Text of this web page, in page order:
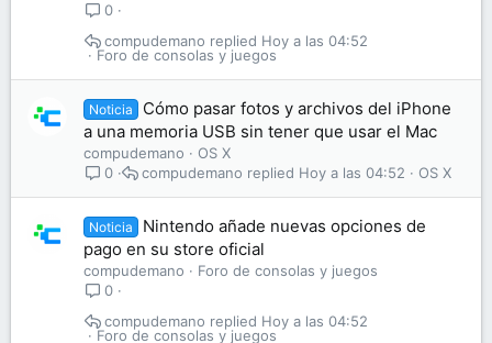
0
Foro de consolas y juegos
Hoy a las 04:52
compudemano
Noticia
Cómo pasar fotos y archivos del iPhone
a una memoria USB sin tener que usar el Mac
compudemano
OS X
0
OS X
Hoy a las 04:52
compudemano
Noticia
Nintendo añade nuevas opciones de
pago en su store oficial
compudemano
Foro de consolas y juegos
0
Foro de consolas y juegos
Hoy a las 04:52
compudemano